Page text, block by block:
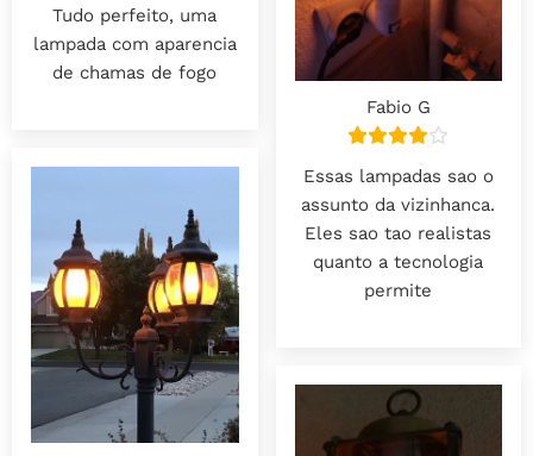
Tudo perfeito, uma
lampada com aparencia
de chamas de fogo
Fabio G
Essas lampadas sao o
assunto da vizinhanca.
Eles sao tao realistas
quanto a tecnologia
permite